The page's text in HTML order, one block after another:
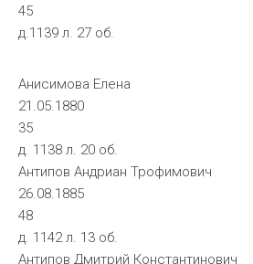
45
д.1139 л. 27 об.
Анисимова Елена
21.05.1880
35
д. 1138 л. 20 об.
Антипов Андриан Трофимович
26.08.1885
48
д. 1142 л. 13 об.
Антипов Дмитрий Константинович